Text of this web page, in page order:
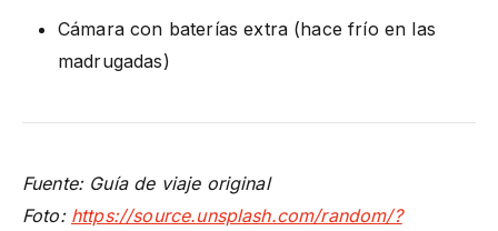
Cámara con baterías extra (hace frío en las
madrugadas)
Fuente: Guía de viaje original
Foto: https://source.unsplash.com/random/?